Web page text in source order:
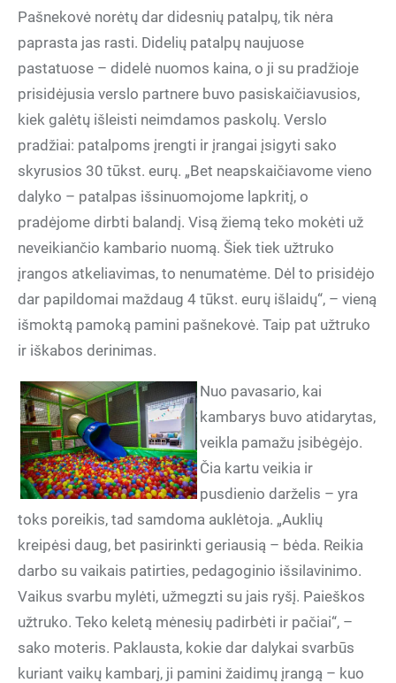
Pašnekovė norėtų dar didesnių patalpų, tik nėra
paprasta jas rasti. Didelių patalpų naujuose
pastatuose – didelė nuomos kaina, o ji su pradžioje
prisidėjusia verslo partnere buvo pasiskaičiavusios,
kiek galėtų išleisti neimdamos paskolų. Verslo
pradžiai: patalpoms įrengti ir įrangai įsigyti sako
skyrusios 30 tūkst. eurų. „Bet neapskaičiavome vieno
dalyko – patalpas išsinuomojome lapkritį, o
pradėjome dirbti balandį. Visą žiemą teko mokėti už
neveikiančio kambario nuomą. Šiek tiek užtruko
įrangos atkeliavimas, to nenumatėme. Dėl to prisidėjo
dar papildomai maždaug 4 tūkst. eurų išlaidų“, – vieną
išmoktą pamoką pamini pašnekovė. Taip pat užtruko
ir iškabos derinimas.
Nuo pavasario, kai
kambarys buvo atidarytas,
veikla pamažu įsibėgėjo.
Čia kartu veikia ir
pusdienio darželis – yra
toks poreikis, tad samdoma auklėtoja. „Auklių
kreipėsi daug, bet pasirinkti geriausią – bėda. Reikia
darbo su vaikais patirties, pedagoginio išsilavinimo.
Vaikus svarbu mylėti, užmegzti su jais ryšį. Paieškos
užtruko. Teko keletą mėnesių padirbėti ir pačiai“, –
sako moteris. Paklausta, kokie dar dalykai svarbūs
kuriant vaikų kambarį, ji pamini žaidimų įrangą – kuo